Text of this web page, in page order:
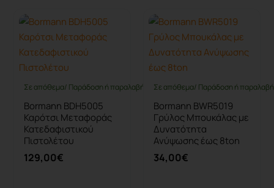
Σε απόθεμα/ Παράδοση ή παραλαβή έως 10 ημέρες
Bormann BDH5005
Καρότσι Μεταφοράς
Κατεδαφιστικού
Πιστολέτου
129,00€
Σε απόθεμα/ Παράδοση ή
Bormann BWR5019
Γρύλος Μπουκάλας με
Δυνατότητα
Ανύψωσης έως 8ton
34,00€